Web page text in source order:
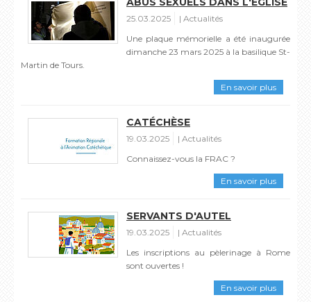
25.03.2025
Actualités
Une plaque mémorielle a été inaugurée
dimanche 23 mars 2025 à la basilique St-
Martin de Tours.
En savoir plus
CATÉCHÈSE
19.03.2025
Actualités
Connaissez-vous la FRAC ?
En savoir plus
SERVANTS D'AUTEL
19.03.2025
Actualités
Les inscriptions au pèlerinage à Rome
sont ouvertes !
En savoir plus